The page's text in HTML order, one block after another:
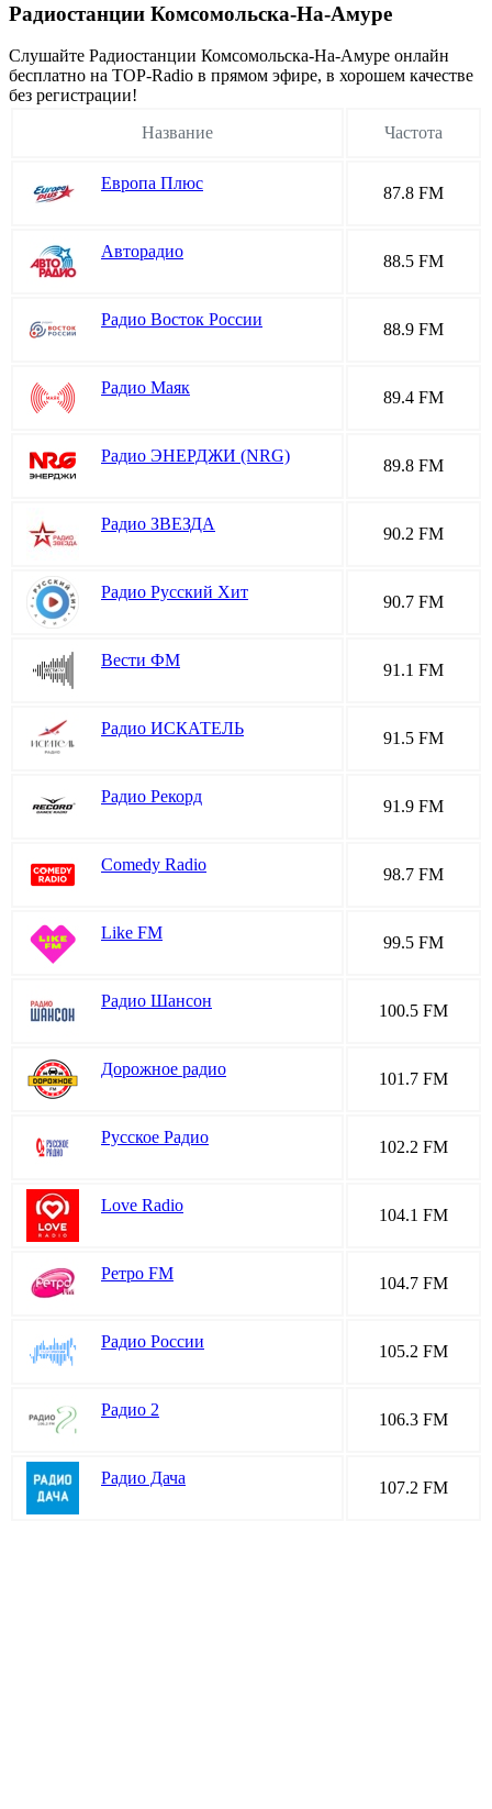
Радиостанции Комсомольска-На-Амуре
Cлушайте Радиостанции Комсомольска-На-Амуре онлайн
бесплатно на TOP-Radio в прямом эфире, в хорошем качестве
без регистрации!
Название
Частота
Европа Плюс
87.8 FM
Авторадио
88.5 FM
Радио Восток России
88.9 FM
Радио Маяк
89.4 FM
Радио ЭНЕРДЖИ (NRG)
89.8 FM
Радио ЗВЕЗДА
90.2 FM
Радио Русский Хит
90.7 FM
Вести ФМ
91.1 FM
Радио ИСКАТЕЛЬ
91.5 FM
Радио Рекорд
91.9 FM
Comedy Radio
98.7 FM
Like FM
99.5 FM
Радио Шансон
100.5 FM
Дорожное радио
101.7 FM
Русское Радио
102.2 FM
Love Radio
104.1 FM
Ретро FM
104.7 FM
Радио России
105.2 FM
Радио 2
106.3 FM
Радио Дача
107.2 FM